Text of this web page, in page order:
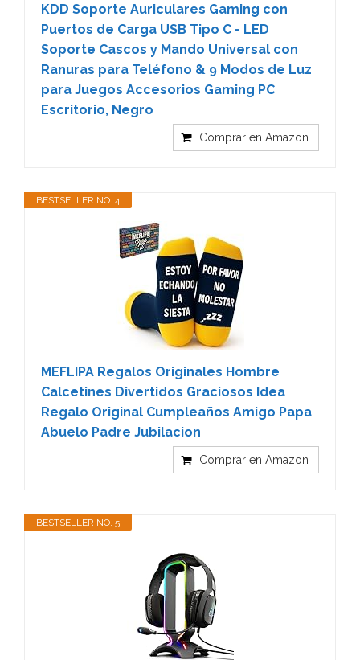
KDD Soporte Auriculares Gaming con
Puertos de Carga USB Tipo C - LED
Soporte Cascos y Mando Universal con
Ranuras para Teléfono & 9 Modos de Luz
para Juegos Accesorios Gaming PC
Escritorio, Negro
Comprar en Amazon
BESTSELLER NO. 4
MEFLIPA Regalos Originales Hombre
Calcetines Divertidos Graciosos Idea
Regalo Original Cumpleaños Amigo Papa
Abuelo Padre Jubilacion
Comprar en Amazon
BESTSELLER NO. 5